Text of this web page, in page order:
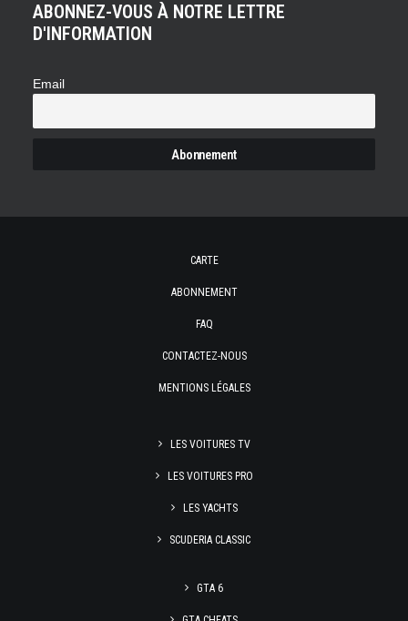
ABONNEZ-VOUS À NOTRE LETTRE
D'INFORMATION
Email
CARTE
ABONNEMENT
FAQ
CONTACTEZ-NOUS
MENTIONS LÉGALES
LES VOITURES TV
LES VOITURES PRO
LES YACHTS
SCUDERIA CLASSIC
GTA 6